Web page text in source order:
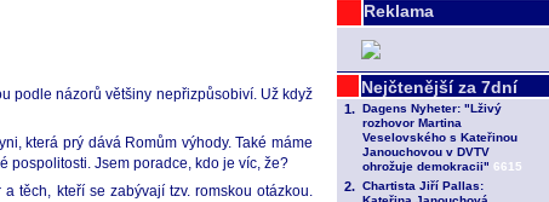
Reklama
podle názorů většiny nepřizpůsobiví. Už když
která prý dává Romům výhody. Také máme
pospolitosti. Jsem poradce, kdo je víc, že?
těch, kteří se zabývají tzv. romskou otázkou.